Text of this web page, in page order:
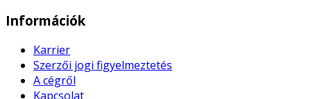
Információk
Karrier
Szerzői jogi figyelmeztetés
A cégről
Kapcsolat